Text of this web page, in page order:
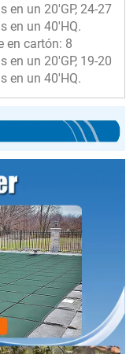
en un 20'GP, 24-27
en un 40'HQ.
en cartón: 8
en un 20'GP, 19-20
en un 40'HQ.